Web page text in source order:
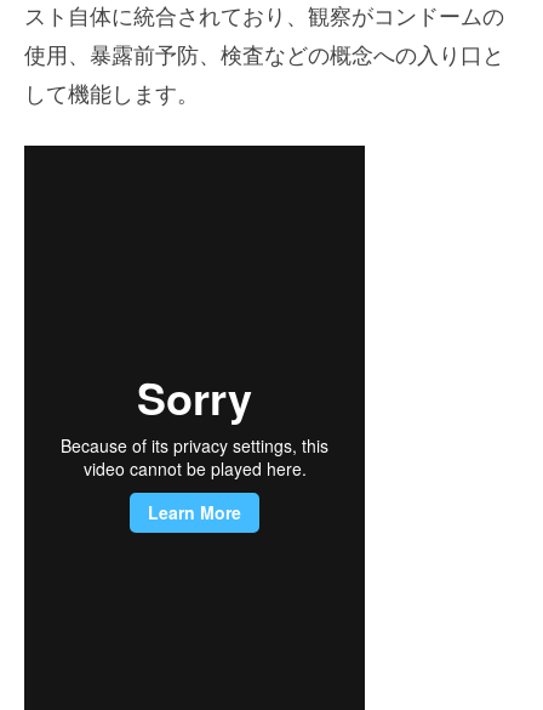
スト自体に統合されており、観察がコンドームの
使用、暴露前予防、検査などの概念への入り口と
して機能します。